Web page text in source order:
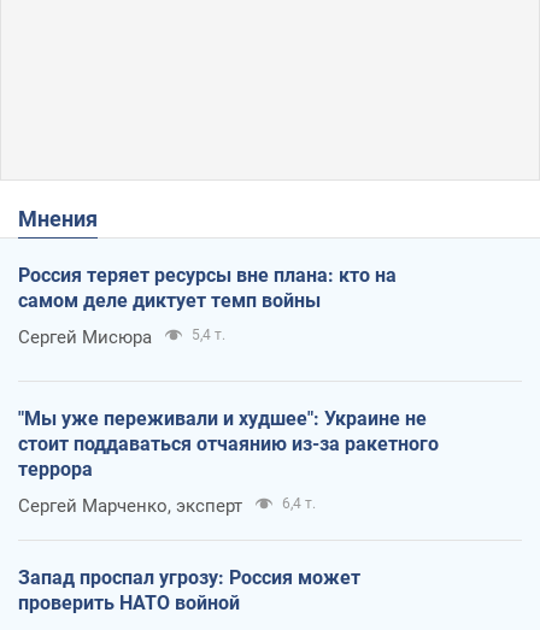
Мнения
Россия теряет ресурсы вне плана: кто на
самом деле диктует темп войны
Сергей Мисюра 5,4 т.
"Мы уже переживали и худшее": Украине не
стоит поддаваться отчаянию из-за ракетного
террора
Сергей Марченко, эксперт 6,4 т.
Запад проспал угрозу: Россия может
проверить НАТО войной